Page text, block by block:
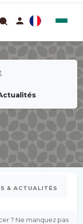
& ACTUALITÉS
? Ne manquez pas